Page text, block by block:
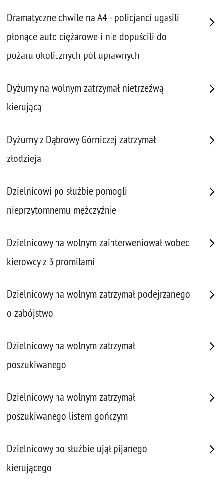
Dramatyczne chwile na A4 - policjanci ugasili
płonące auto ciężarowe i nie dopuścili do
pożaru okolicznych pól uprawnych
Dyżurny na wolnym zatrzymał nietrzeźwą
kierującą
Dyżurny z Dąbrowy Górniczej zatrzymał
złodzieja
Dzielnicowi po służbie pomogli
nieprzytomnemu mężczyźnie
Dzielnicowy na wolnym zainterweniował wobec
kierowcy z 3 promilami
Dzielnicowy na wolnym zatrzymał podejrzanego
o zabójstwo
Dzielnicowy na wolnym zatrzymał
poszukiwanego
Dzielnicowy na wolnym zatrzymał
poszukiwanego listem gończym
Dzielnicowy po służbie ujął pijanego
kierującego